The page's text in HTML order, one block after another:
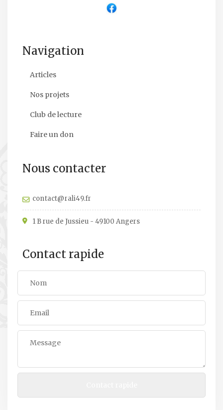
Navigation
Articles
Nos projets
Club de lecture
Faire un don
Nous contacter
contact@rali49.fr
1 B rue de Jussieu - 49100 Angers
Contact rapide